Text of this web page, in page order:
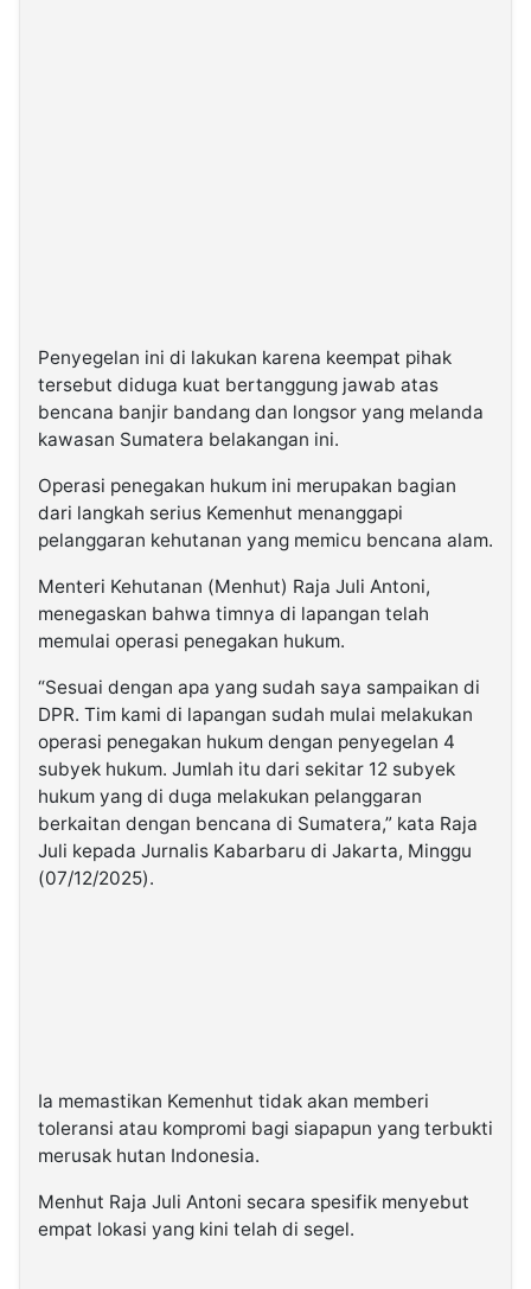
Penyegelan ini di lakukan karena keempat pihak
tersebut diduga kuat bertanggung jawab atas
bencana banjir bandang dan longsor yang melanda
kawasan Sumatera belakangan ini.
Operasi penegakan hukum ini merupakan bagian
dari langkah serius Kemenhut menanggapi
pelanggaran kehutanan yang memicu bencana alam.
Menteri Kehutanan (Menhut) Raja Juli Antoni,
menegaskan bahwa timnya di lapangan telah
memulai operasi penegakan hukum.
“Sesuai dengan apa yang sudah saya sampaikan di
DPR. Tim kami di lapangan sudah mulai melakukan
operasi penegakan hukum dengan penyegelan 4
subyek hukum. Jumlah itu dari sekitar 12 subyek
hukum yang di duga melakukan pelanggaran
berkaitan dengan bencana di Sumatera,” kata Raja
Juli kepada Jurnalis Kabarbaru di Jakarta, Minggu
(07/12/2025).
Ia memastikan Kemenhut tidak akan memberi
toleransi atau kompromi bagi siapapun yang terbukti
merusak hutan Indonesia.
Menhut Raja Juli Antoni secara spesifik menyebut
empat lokasi yang kini telah di segel.